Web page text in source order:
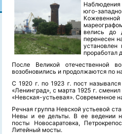
юго-
велись до
перенесен
проработал
После Великой отечественной
возобновились и продолжаются по
С 1920 г. по 1923 г. пост
«Ленинград», с марта 1925 г.
«Невская-устьевая». Современное
Речная группа Невской устьевой
Невы и ее дельты. В ее ведении
посты Новосаратовка,
Литейный мосты.